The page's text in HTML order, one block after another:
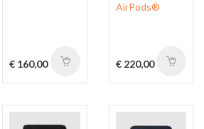
€ 160,00
AirPods®
€ 220,00